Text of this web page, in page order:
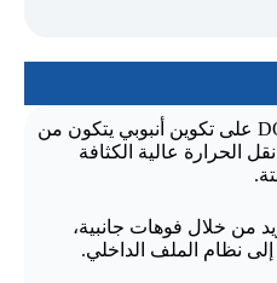
يعتمد مفاعل البلمرة DODGEN على تكوين أنبوبي يتكون من
الحرارة عالية الكثافة
من خلال فوهات جانبية،
نظام الملف الداخلي.